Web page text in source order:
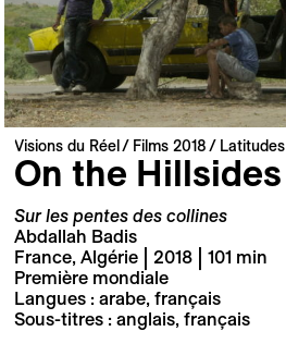
Visions du Réel Films 2018 Latitudes
On the Hillsides
Sur les pentes des collines
Abdallah Badis
France, Algérie | 2018 | 101 min
Première mondiale
Langues : arabe, français
Sous-titres : anglais, français